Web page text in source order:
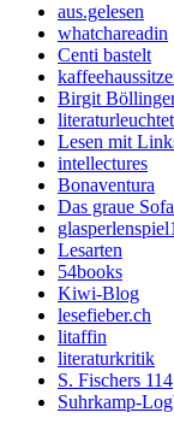
aus.gelesen
whatchareadin
Centi bastelt
Birgit
literaturleuchtet
Lesen mit
intellectures
Bonaventura
Das graue Sofa
Lesarten
54books
Kiwi-Blog
lesefieber.ch
litaffin
literaturkritik
S. Fischers 114
Suhrkamp-